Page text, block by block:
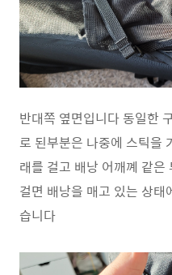
반대쪽 옆면입니다 동일한
로 된부분은 나중에 스틱을
래를 걸고 배낭 어깨꼐 같
걸면 배낭을 매고 있는 상
습니다